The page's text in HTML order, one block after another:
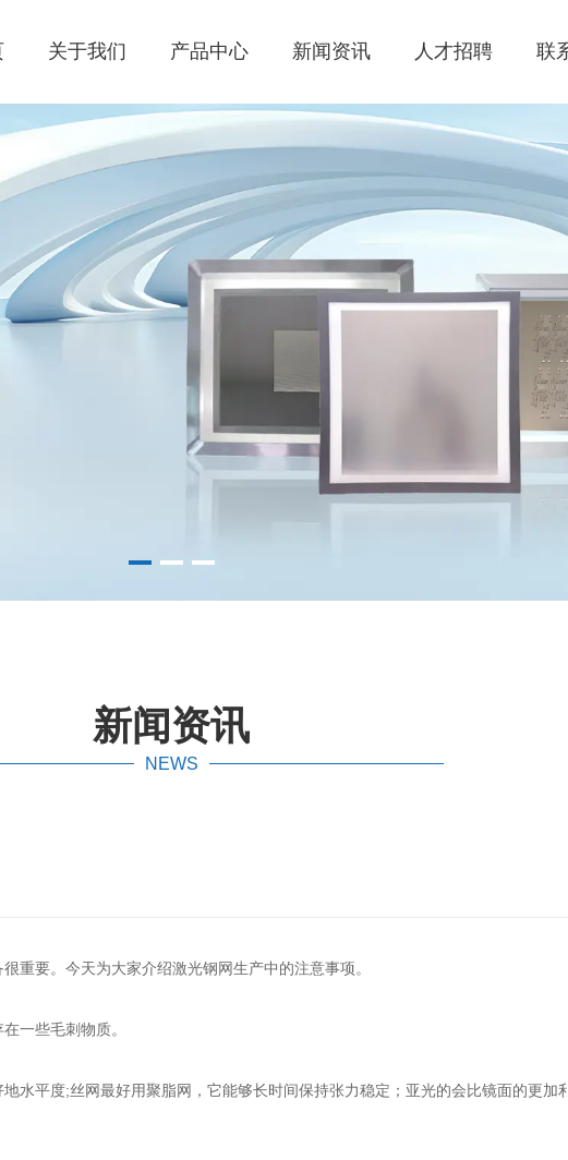
关于我们 产品中心 新闻资讯 人才招聘 联
新闻资讯
NEWS
要。今天为大家介绍激光钢网生产中的注意事项。
一些毛刺物质。
平度;丝网最好用聚脂网，它能够长时间保持张力稳定；亚光的会比镜面的更加